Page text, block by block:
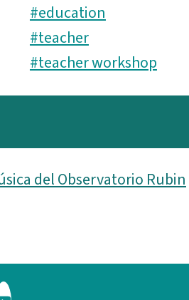
#education
#teacher
#teacher workshop
del Observatorio Rubin